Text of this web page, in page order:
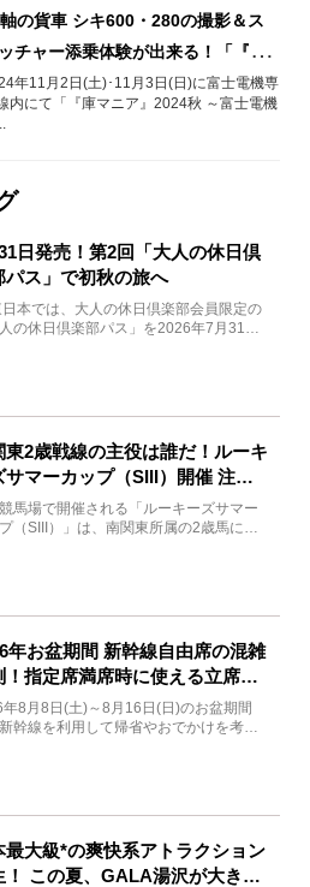
の貨車 シキ600・280の撮影＆ス
チャー添乗体験が出来る！「『庫
ア』2024秋」開催！
年11月2日(土)･11月3日(日)に富士電機専
内にて「『庫マニア』2024秋 ～富士電機
日発売！第2回「大人の休日倶
パス」で初秋の旅へ
本では、大人の休日倶楽部会員限定の
人の休日倶楽部パス」を2026年7月31日
東2歳戦線の主役は誰だ！ルーキ
サマーカップ（SIII）開催 注目
見どころをチェック
馬場で開催される「ルーキーズサマー
（SIII）」は、南関東所属の2歳馬によ
年お盆期間 新幹線自由席の混雑
！指定席満席時に使える立席特
も解説
8月8日(土)～8月16日(日)のお盆期間
幹線を利用して帰省やおでかけを考え
最大級*の爽快系アトラクション
！ この夏、GALA湯沢が大きく